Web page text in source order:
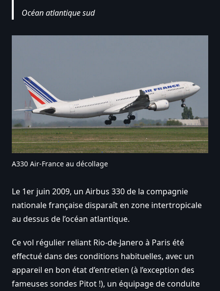
Océan atlantique sud
A330 Air-France au décollage
Le 1er juin 2009, un Airbus 330 de la compagnie
nationale française disparaît en zone intertropicale
au dessus de l’océan atlantique.
Ce vol régulier reliant Rio-de-Janero à Paris été
effectué dans des conditions habituelles, avec un
appareil en bon état d’entretien (à l’exception des
fameuses sondes Pitot !), un équipage de conduite